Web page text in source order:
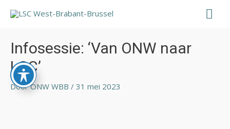
naar
Infosessie: ‘Van ONW naar
LSC’
DoorONW WBB / 31 mei 2023
navigatie